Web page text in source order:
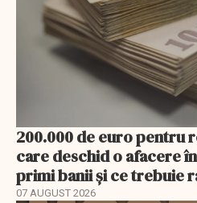
200.000 de euro pentru
care deschid o afacere
primi banii și ce trebuie
07 AUGUST 2026